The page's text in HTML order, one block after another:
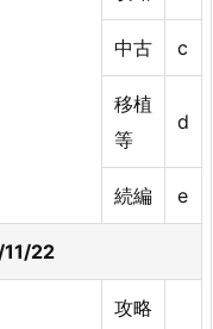
中古 c
移植
等
d
続編 e
11/22
攻略